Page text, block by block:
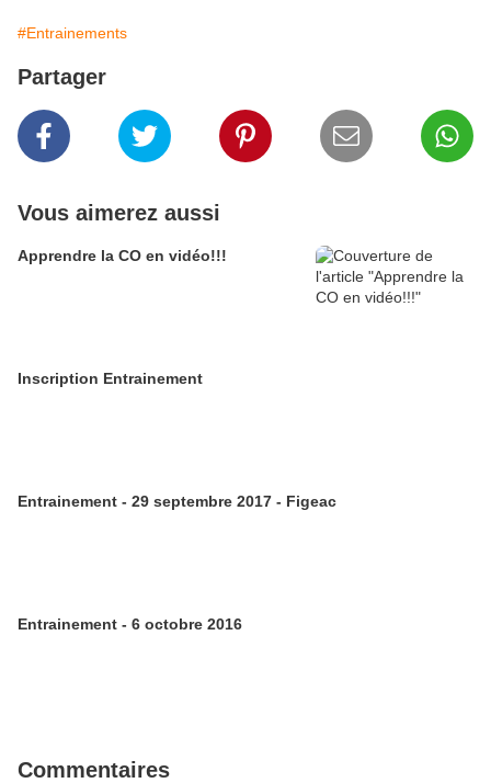
#Entrainements
Partager
Vous aimerez aussi
Apprendre la CO en vidéo!!!
Inscription Entrainement
Entrainement - 29 septembre 2017 - Figeac
Entrainement - 6 octobre 2016
Commentaires